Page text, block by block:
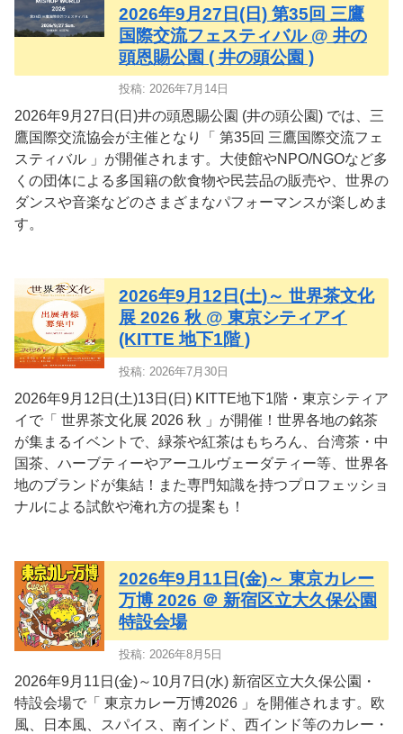
2026年9月27日(日) 第35回 三鷹
国際交流フェスティバル @ 井の
頭恩賜公園 ( 井の頭公園 )
投稿: 2026年7月14日
2026年9月27日(日)井の頭恩賜公園 (井の頭公園) では、三
鷹国際交流協会が主催となり「 第35回 三鷹国際交流フェ
スティバル 」が開催されます。大使館やNPO/NGOなど多
くの団体による多国籍の飲食物や民芸品の販売や、世界の
ダンスや音楽などのさまざまなパフォーマンスが楽しめま
す。
2026年9月12日(土)～ 世界茶文化
展 2026 秋 @ 東京シティアイ
(KITTE 地下1階 )
投稿: 2026年7月30日
2026年9月12日(土)13日(日) KITTE地下1階・東京シティア
イで「 世界茶文化展 2026 秋 」が開催！世界各地の銘茶
が集まるイベントで、緑茶や紅茶はもちろん、台湾茶・中
国茶、ハーブティーやアーユルヴェーダティー等、世界各
地のブランドが集結！また専門知識を持つプロフェッショ
ナルによる試飲や淹れ方の提案も！
2026年9月11日(金)～ 東京カレー
万博 2026 ＠ 新宿区立大久保公園
特設会場
投稿: 2026年8月5日
2026年9月11日(金)～10月7日(水) 新宿区立大久保公園・
特設会場で「 東京カレー万博2026 」を開催されます。欧
風、日本風、スパイス、南インド、西インド等のカレー・